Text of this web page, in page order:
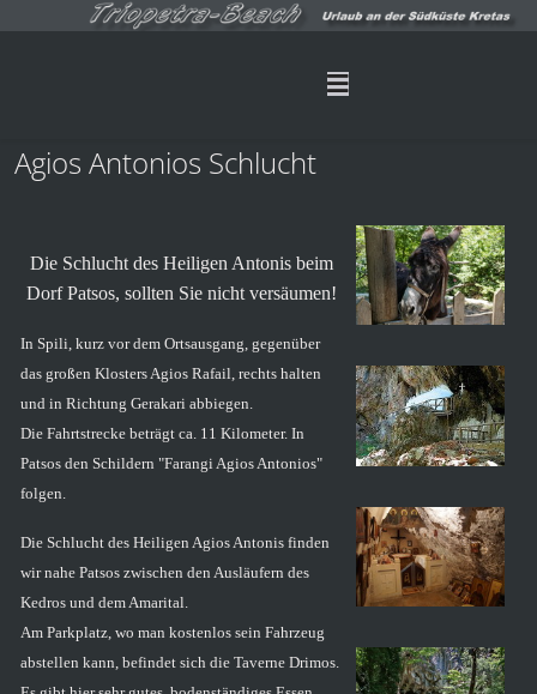
Agios Antonios Schlucht
Die Schlucht des Heiligen Antonis beim
Dorf Patsos, sollten Sie nicht versäumen!
In Spili, kurz vor dem Ortsausgang, gegenüber
das großen Klosters Agios Rafail, rechts halten
und in Richtung Gerakari abbiegen.
Die Fahrtstrecke beträgt ca. 11 Kilometer. In
Patsos den Schildern "Farangi Agios Antonios"
folgen.
Die Schlucht des Heiligen Agios Antonis finden
wir nahe Patsos zwischen den Ausläufern des
Kedros und dem Amarital.
Am Parkplatz, wo man kostenlos sein Fahrzeug
abstellen kann, befindet sich die Taverne Drimos.